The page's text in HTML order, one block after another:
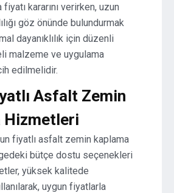
kararını verirken, uzun
göz önünde bulundurmak
dayanıklılık için düzenli
malzeme ve uygulama
edilmelidir.
Asfalt Zemin
Hizmetleri
fiyatlı asfalt zemin kaplama
bütçe dostu seçenekleri
yüksek kalitede
uygun fiyatlarla